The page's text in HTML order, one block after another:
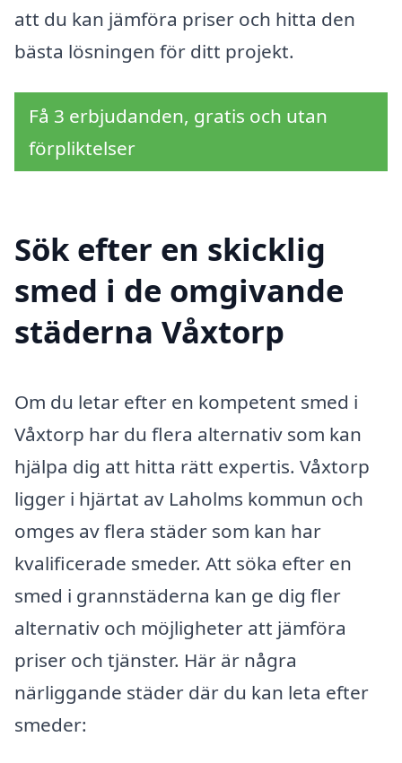
att du kan jämföra priser och hitta den
bästa lösningen för ditt projekt.
Få 3 erbjudanden, gratis och utan
förpliktelser
Sök efter en skicklig
smed i de omgivande
städerna Våxtorp
Om du letar efter en kompetent smed i
Våxtorp har du flera alternativ som kan
hjälpa dig att hitta rätt expertis. Våxtorp
ligger i hjärtat av Laholms kommun och
omges av flera städer som kan har
kvalificerade smeder. Att söka efter en
smed i grannstäderna kan ge dig fler
alternativ och möjligheter att jämföra
priser och tjänster. Här är några
närliggande städer där du kan leta efter
smeder: